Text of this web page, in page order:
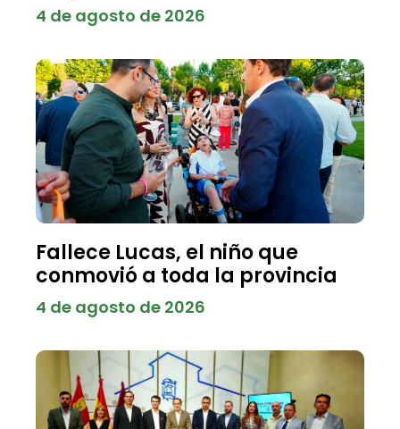
4 de agosto de 2026
Fallece Lucas, el niño que
conmovió a toda la provincia
4 de agosto de 2026